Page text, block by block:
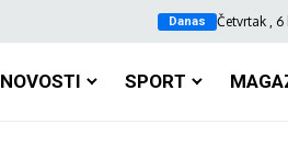
Danas Četvrtak ,
NOVOSTI SPORT